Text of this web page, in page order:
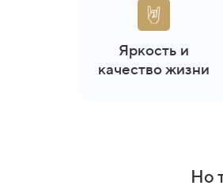
Яркость и
качество жизни
Но